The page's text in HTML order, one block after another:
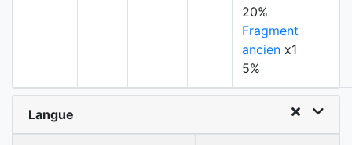
20%
Fragment
ancien x1
5%
Langue